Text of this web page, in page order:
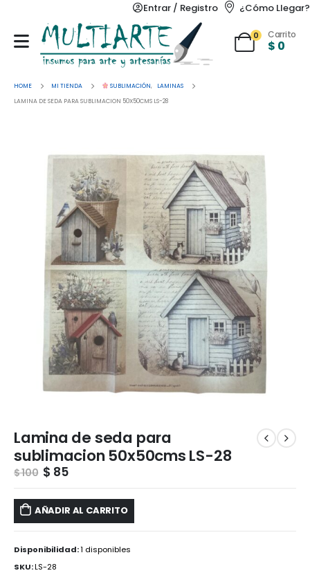
Entrar / Registro ¿Cómo Llegar?
0 Carrito
$ 0
HOME MI TIENDA SUBLIMACIÓN,
LAMINAS
LAMINA DE SEDA PARA SUBLIMACION 50X50CMS LS-28
Lamina de seda para
sublimacion 50x50cms LS-28
$100 $ 85
AÑADIR AL CARRITO
Disponibilidad:1 disponibles
SKU:LS-28